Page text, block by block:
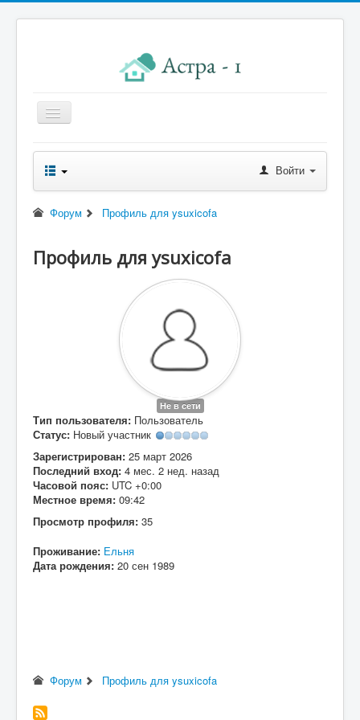
Главная
Новости правления
Начисления к оплате
Реквизиты
Войти
Форум Профиль для ysuxicofa
Профиль для ysuxicofa
Не в сети
Тип пользователя: Пользователь
Статус: Новый участник
Зарегистрирован: 25 март 2026
Последний вход: 4 мес. 2 нед. назад
Часовой пояс: UTC +0:00
Местное время: 09:42
Просмотр профиля: 35
Проживание: Ельня
Дата рождения: 20 сен 1989
Форум Профиль для ysuxicofa